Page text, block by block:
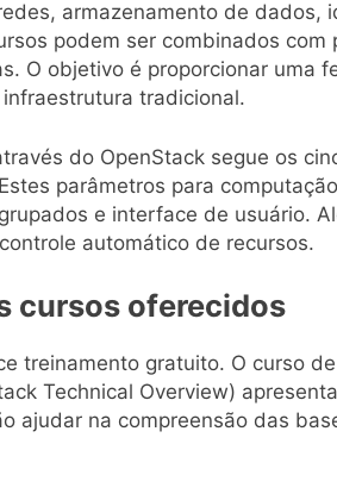
armazenamento de dados,
podem ser combinados com
O objetivo é proporcionar uma
tradicional.
do OpenStack segue os
parâmetros para
e interface de usuário.
automático de recursos.
cursos oferecidos
treinamento gratuito. O curso
Technical Overview)
ajudar na compreensão das